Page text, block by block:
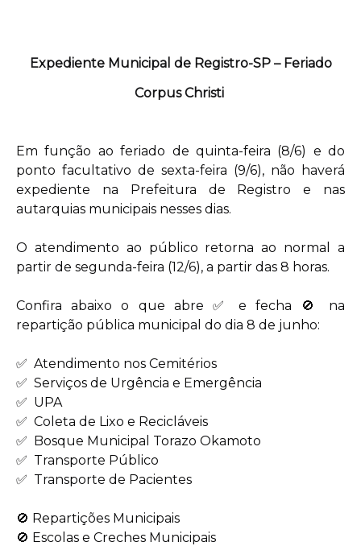
Expediente Municipal de Registro-SP – Feriado
Corpus Christi
Em função ao feriado de quinta-feira (8/6) e do
ponto facultativo de sexta-feira (9/6), não haverá
expediente na Prefeitura de Registro e nas
autarquias municipais nesses dias.
O atendimento ao público retorna ao normal a
partir de segunda-feira (12/6), a partir das 8 horas.
Confira abaixo o que abre ✅ e fecha 🚫 na
repartição pública municipal do dia 8 de junho:
✅ Atendimento nos Cemitérios
✅ Serviços de Urgência e Emergência
✅ UPA
✅ Coleta de Lixo e Recicláveis
✅ Bosque Municipal Torazo Okamoto
✅ Transporte Público
✅ Transporte de Pacientes
🚫 Repartições Municipais
🚫 Escolas e Creches Municipais